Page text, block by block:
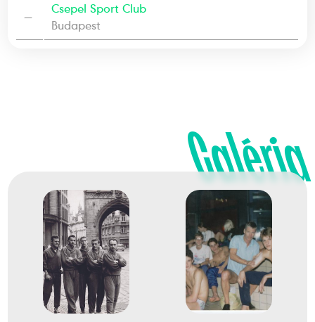
—
Csepel Sport Club
Budapest
Galéria